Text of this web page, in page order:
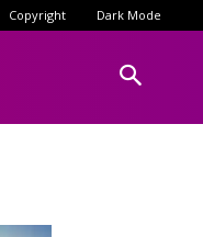
Copyright Dark Mode